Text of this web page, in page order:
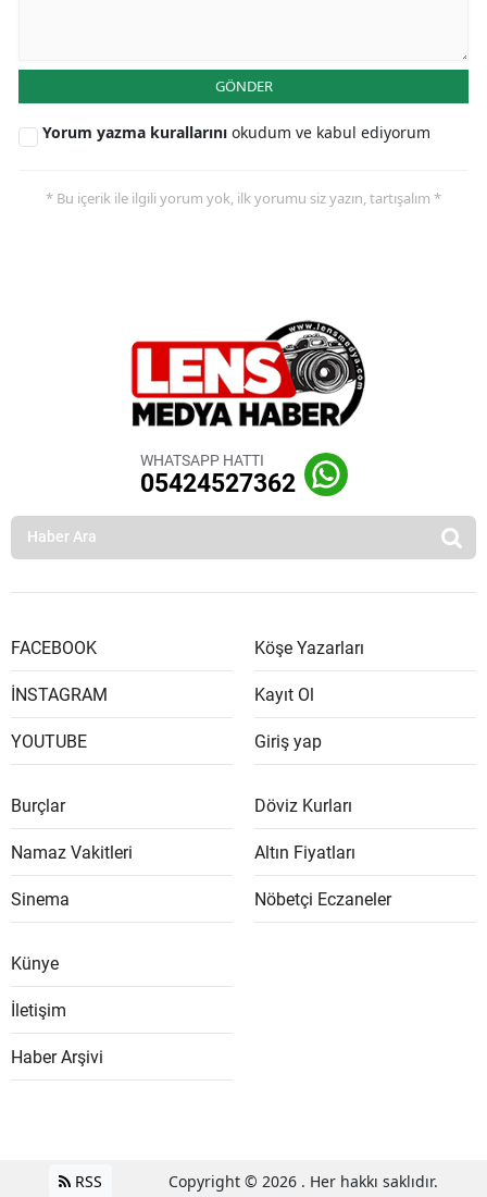
GÖNDER
Yorum yazma kurallarını okudum ve kabul ediyorum
* Bu içerik ile ilgili yorum yok, ilk yorumu siz yazın, tartışalım *
WHATSAPP HATTI
05424527362
FACEBOOK
İNSTAGRAM
YOUTUBE
Köşe Yazarları
Kayıt Ol
Giriş yap
Burçlar
Namaz Vakitleri
Sinema
Döviz Kurları
Altın Fiyatları
Nöbetçi Eczaneler
Künye
İletişim
Haber Arşivi
RSS Copyright © 2026 . Her hakkı saklıdır.